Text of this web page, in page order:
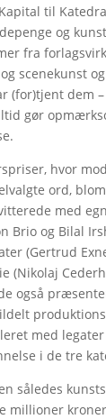
til
og
fra
scenekunst
(for)tjent dem
gør
hvor
ord,
med
Brio og Bilal
(Gertrud
(Nikolaj
også
med
i de tre
således
millioner